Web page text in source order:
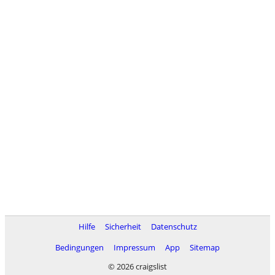
Hilfe Sicherheit
Datenschutz
Bedingungen
Impressum App
Sitemap
© 2026 craigslist